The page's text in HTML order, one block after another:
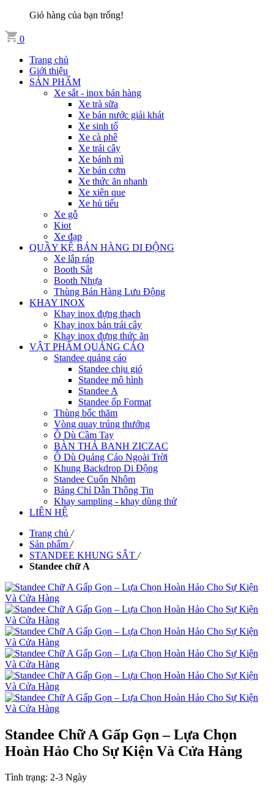
Giỏ hàng của bạn trống!
0
Trang chủ
Giới thiệu
SẢN PHẨM
Xe sắt - inox bán hàng
Xe trà sữa
Xe bán nước giải khát
Xe sinh tố
Xe cà phê
Xe trái cây
Xe bánh mì
Xe bán cơm
Xe thức ăn nhanh
Xe xiên que
Xe hủ tiếu
Xe gỗ
Kiot
Xe đạp
QUẦY KỆ BÁN HÀNG DI ĐỘNG
Xe lắp ráp
Booth Sắt
Booth Nhựa
Thùng Bán Hàng Lưu Động
KHAY INOX
Khay inox đựng thạch
Khay inox bán trái cây
Khay inox đựng thức ăn
VẬT PHẨM QUẢNG CÁO
Standee quảng cáo
Standee chịu gió
Standee mô hình
Standee A
Standee ốp Format
Thùng bốc thăm
Vòng quay trúng thưởng
Ô Dù Cầm Tay
BÀN THẢ BANH ZICZAC
Ô Dù Quảng Cáo Ngoài Trời
Khung Backdrop Di Động
Standee Cuốn Nhôm
Bảng Chỉ Dẫn Thông Tin
Khay sampling - khay dùng thử
LIÊN HỆ
Trang chủ /
Sản phẩm /
STANDEE KHUNG SẮT /
Standee chữ A
Standee Chữ A Gấp Gọn – Lựa Chọn
Hoàn Hảo Cho Sự Kiện Và Cửa Hàng
Tình trạng: 2-3 Ngày